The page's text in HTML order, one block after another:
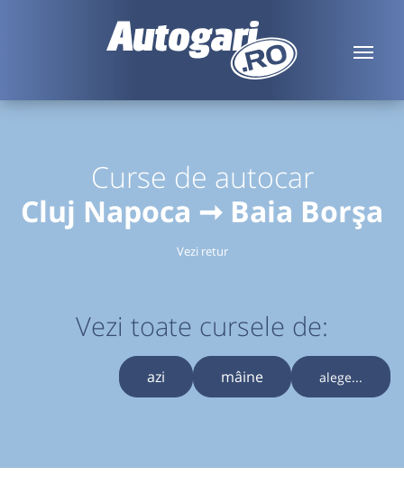
Curse de autocar
Cluj Napoca ➞ Baia Borşa
Vezi retur
Vezi toate cursele de:
azi mâine alege...